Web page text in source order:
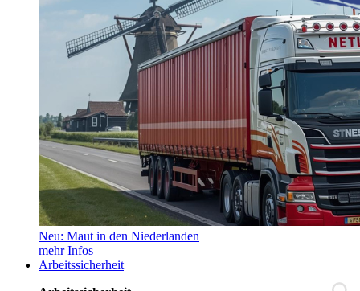
Neu: Maut in den Niederlanden
mehr Infos
Arbeitssicherheit